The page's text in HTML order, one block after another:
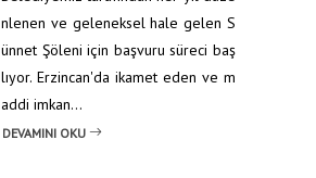
nlenen ve geleneksel hale gelen S
ünnet Şöleni için başvuru süreci baş
lıyor. Erzincan'da ikamet eden ve m
addi imkan...
DEVAMINI OKU